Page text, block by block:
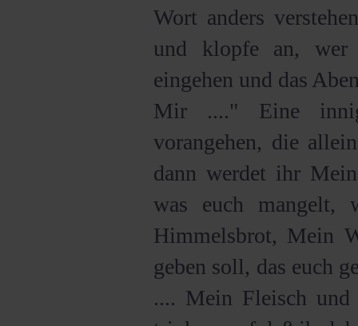
Wort anders
und klopfe an,
eingehen und das
Mir ...." Eine
vorangehen, die
dann werdet ihr
was euch mangelt,
Himmelsbrot, Mein
geben soll, das euch
.... Mein Fleisch